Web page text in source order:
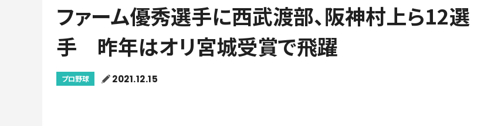
ファーム優秀選手に西武渡部、阪神村上ら12選
手 昨年はオリ宮城受賞で飛躍
プロ野球 2021.12.15